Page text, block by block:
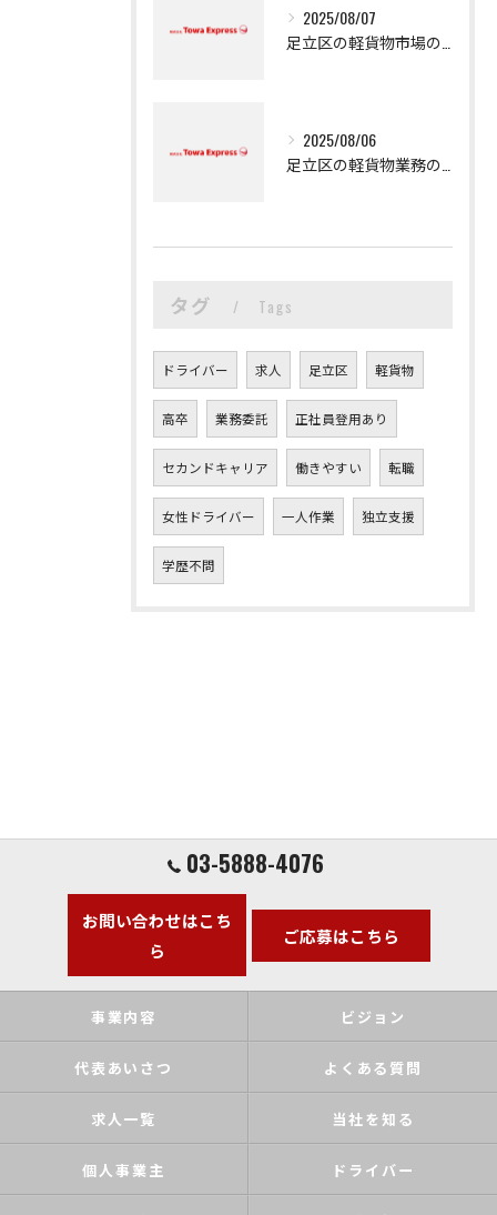
2025/08/07
2025/08/06
タグ Tags
ドライバー 求人 足立区 軽貨物
高卒 業務委託 正社員登用あり
セカンドキャリア 働きやすい 転職
女性ドライバー 一人作業 独立支援
学歴不問
03-5888-4076
お問い合わせはこち
ら
ご応募はこちら
事業内容 ビジョン
代表あいさつ よくある質問
求人一覧 当社を知る
個人事業主 ドライバー